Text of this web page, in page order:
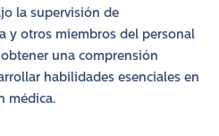
la supervisión de
y otros miembros del personal
una comprensión
habilidades esenciales en
médica.